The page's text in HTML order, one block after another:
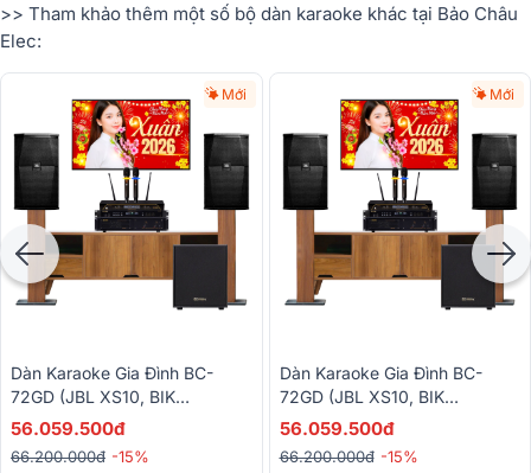
>> Tham khảo thêm một số bộ dàn karaoke khác tại Bảo Châu
Elec:
Mới
Dàn Karaoke Gia Đình BC-
72GD (JBL XS10, BIK
VM620A, BIK BPR-5800, BIK
56.059.500đ
66.200.000đ -15%
Mới
Dàn Karaoke Gia Đình BC-
72GD (JBL XS10, BIK
VM620A, BIK BPR-5800, BIK
56.059.500đ
66.200.000đ -15%